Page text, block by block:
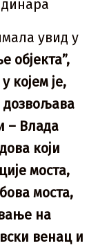
увид у
објекта”,
којем је,
дозвољава
– Влада
који
моста,
моста,
на
венац и